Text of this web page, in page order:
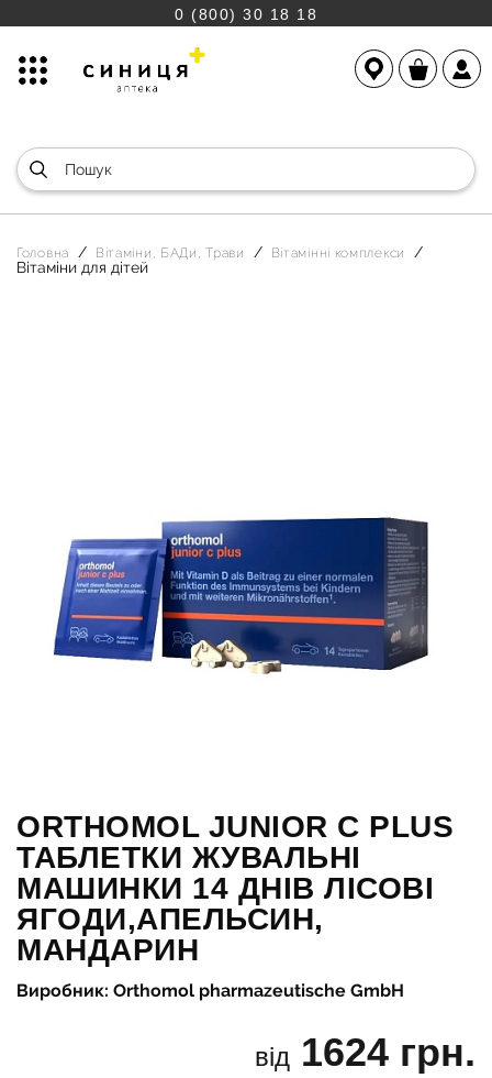
0 (800) 30 18 18
Головна Вітаміни, БАДи, Трави Вітамінні комплекси
Вітаміни для дітей
ORTHOMOL JUNIOR C PLUS
ТАБЛЕТКИ ЖУВАЛЬНІ
МАШИНКИ 14 ДНІВ ЛІСОВІ
ЯГОДИ,АПЕЛЬСИН,
МАНДАРИН
Виробник: Orthomol pharmazeutische GmbH
від 1624 грн.